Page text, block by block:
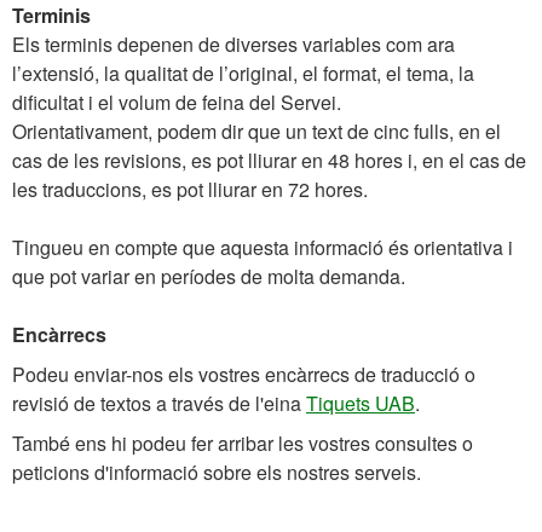
Terminis
Els terminis depenen de diverses variables com ara
l’extensió, la qualitat de l’original, el format, el tema, la
dificultat i el volum de feina del Servei.
Orientativament, podem dir que un text de cinc fulls, en el
cas de les revisions, es pot lliurar en 48 hores i, en el cas de
les traduccions, es pot lliurar en 72 hores.
Tingueu en compte que aquesta informació és orientativa i
que pot variar en períodes de molta demanda.
Encàrrecs
Podeu enviar-nos els vostres encàrrecs de traducció o
revisió de textos a través de l'einaTiquets UAB.
També ens hi podeu fer arribar les vostres consultes o
peticions d'informació sobre els nostres serveis.